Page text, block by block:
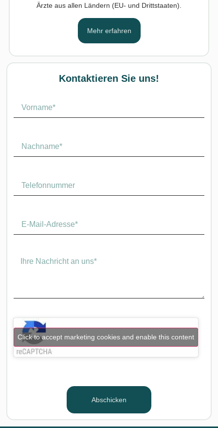
Ärzte aus allen Ländern (EU- und Drittstaaten).
Mehr erfahren
Kontaktieren Sie uns!
Click to accept marketing cookies and enable this content
Abschicken